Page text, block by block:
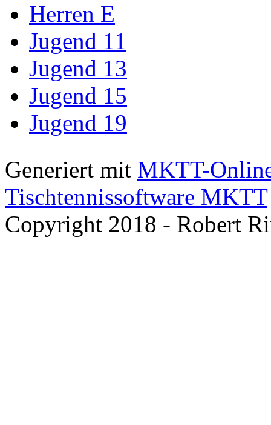
Herren E
Jugend 11
Jugend 13
Jugend 15
Jugend 19
Generiert mit MKTT-
Tischtennissoftware MKTT
Copyright 2018 - Robert